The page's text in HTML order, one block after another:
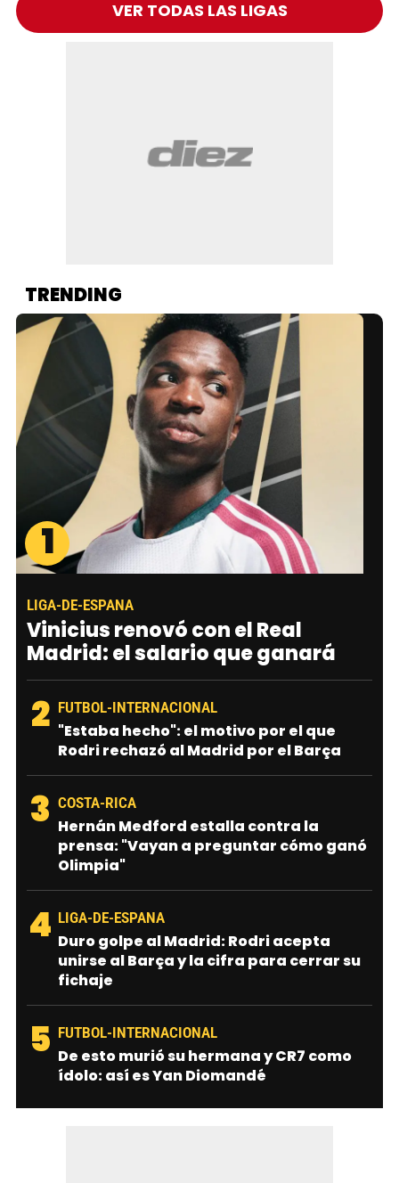
VER TODAS LAS LIGAS
TRENDING
1
LIGA-DE-ESPANA
Vinicius renovó con el Real
Madrid: el salario que ganará
2 FUTBOL-INTERNACIONAL
"Estaba hecho": el motivo por el que
Rodri rechazó al Madrid por el Barça
3 COSTA-RICA
Hernán Medford estalla contra la
prensa: "Vayan a preguntar cómo ganó
Olimpia"
4 LIGA-DE-ESPANA
Duro golpe al Madrid: Rodri acepta
unirse al Barça y la cifra para cerrar su
fichaje
5 FUTBOL-INTERNACIONAL
De esto murió su hermana y CR7 como
ídolo: así es Yan Diomandé